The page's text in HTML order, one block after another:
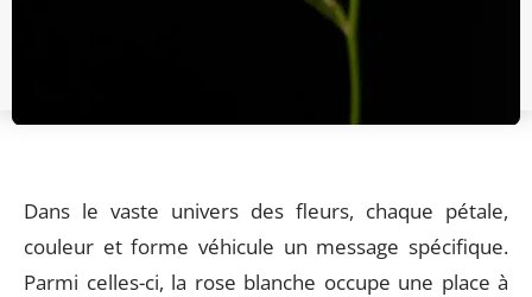
Dans le vaste univers des fleurs, chaque pétale,
couleur et forme véhicule un message spécifique.
Parmi celles-ci, la rose blanche occupe une place à